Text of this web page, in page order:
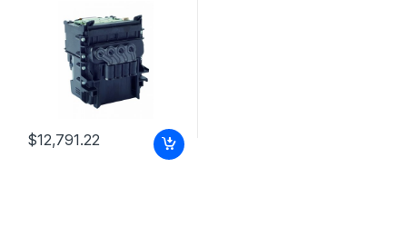
TINTA AMPLIO FORMATO
F9J81A
$12,791.22